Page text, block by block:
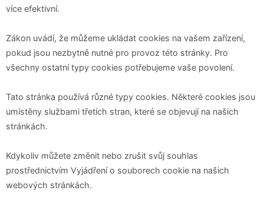
více efektivní.
Zákon uvádí, že můžeme ukládat cookies na vašem zařízení,
pokud jsou nezbytně nutné pro provoz této stránky. Pro
všechny ostatní typy cookies potřebujeme vaše povolení.
Tato stránka používá různé typy cookies. Některé cookies jsou
umístěny službami třetích stran, které se objevují na našich
stránkách.
Kdykoliv můžete změnit nebo zrušit svůj souhlas
prostřednictvím Vyjádření o souborech cookie na našich
webových stránkách.